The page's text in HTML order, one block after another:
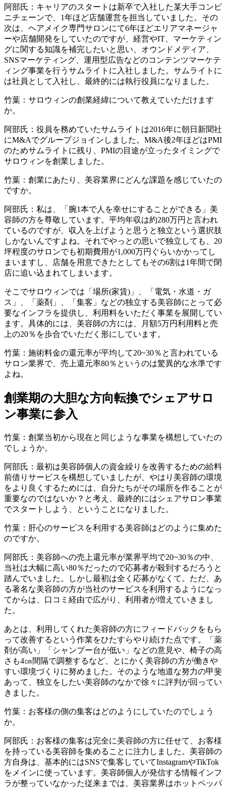
阿部氏：キャリアのスタートは新卒で入社した某大手コンビ
ニチェーンで、1年ほど店舗運営を担当していました。その
次は、ヘアメイク専門サロンにて6年ほどエリアマネージャ
ーや店舗開発をしていたのですが、経営やIT、マーケティン
グに関する知識を補完したいと思い、オウンドメディア、
SNSマーケティング、運用型広告などのコンテンツマーケテ
ィング事業を行うサムライトに入社しました。サムライトに
は社員として入社し、最終的には執行役員になりました。
竹葉：サロウィンの創業経緯について教えていただけます
か。
阿部氏：役員を務めていたサムライトは2016年に朝日新聞社
にM&Aでグループジョインしました。M&A後2年ほどはPMI
のためサムライトに残り、PMIの目途が立ったタイミングで
サロウィンを創業しました。
竹葉：創業にあたり、美容業界にどんな課題を感じていたの
ですか。
阿部氏：私は、「腕1本で人を幸せにすることができる」美
容師の方を尊敬しています。平均年収は約280万円と言われ
ているのですが、収入を上げようと思うと独立という選択肢
しかないんですよね。それでやっとの思いで独立しても、20
坪程度のサロンでも初期費用が1,000万円ぐらいかかってし
まいますし、店舗を用意できたとしてもその6割は1年間で閉
店に追い込まれてしまいます。
そこでサロウィンでは「場所(家賃)」、「電気・水道・ガ
ス」、「薬剤」、「集客」などの独立する美容師にとって必
要なインフラを提供し、利用料をいただく事業を展開してい
ます。具体的には、美容師の方には、月額5万円利用料と売
上の20％を歩合でいただく形にしています。
竹葉：施術料金の還元率が平均して20~30％と言われている
サロン業界で、売上還元率80％というのは驚異的な水準です
よね。
創業期の大胆な方向転換でシェアサロ
ン事業に参入
竹葉：創業当初から現在と同じような事業を構想していたの
でしょうか。
阿部氏：最初は美容師個人の資金繰りを改善するための給料
前借りサービスを構想していましたが、やはり美容師の環境
をより良くするためには、自分たちがその場所を作ることが
重要なのではないか？と考え、最終的にはシェアサロン事業
でスタートしよう、ということになりました。
竹葉：肝心のサービスを利用する美容師はどのように集めた
のですか。
阿部氏：美容師への売上還元率が業界平均で20~30％の中、
当社は大幅に高い80％だったので応募者が殺到するだろうと
踏んでいました。しかし最初は全く応募がなくて。ただ、あ
る著名な美容師の方が当社のサービスを利用するようになっ
てからは、口コミ経由で広がり、利用者が増えていきまし
た。
あとは、利用してくれた美容師の方にフィードバックをもら
って改善するという作業をひたすらやり続けた点です。「薬
剤が高い」「シャンプー台が低い」などの意見や、椅子の高
さも4㎝間隔で調整するなど、とにかく美容師の方が働きや
すい環境づくりに努めました。そのような地道な努力の甲斐
あって、独立をしたい美容師のなかで徐々に評判が回ってい
きました。
竹葉：お客様の側の集客はどのようにしていたのでしょう
か。
阿部氏：お客様の集客は完全に美容師の方に任せて、お客様
を持っている美容師を集めることに注力しました。美容師の
方自身は、基本的にはSNSで集客していてInstagramやTikTok
をメインに使っています。美容師個人が発信する情報インフ
ラが整っていなかった従来までは、美容業界はホットペッパ